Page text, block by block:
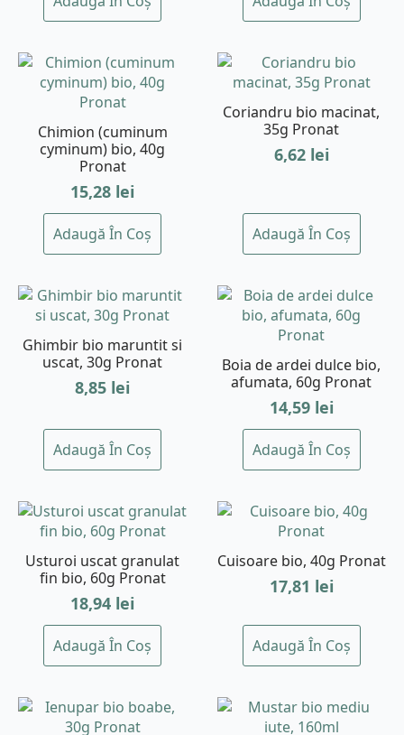
Chimion (cuminum
cyminum) bio, 40g
Pronat
15,28 lei
Adaugă În Coș
Coriandru bio macinat,
35g Pronat
6,62 lei
Adaugă În Coș
Ghimbir bio maruntit si
uscat, 30g Pronat
8,85 lei
Adaugă În Coș
Boia de ardei dulce bio,
afumata, 60g Pronat
14,59 lei
Adaugă În Coș
Usturoi uscat granulat
fin bio, 60g Pronat
18,94 lei
Adaugă În Coș
Cuisoare bio, 40g Pronat
17,81 lei
Adaugă În Coș